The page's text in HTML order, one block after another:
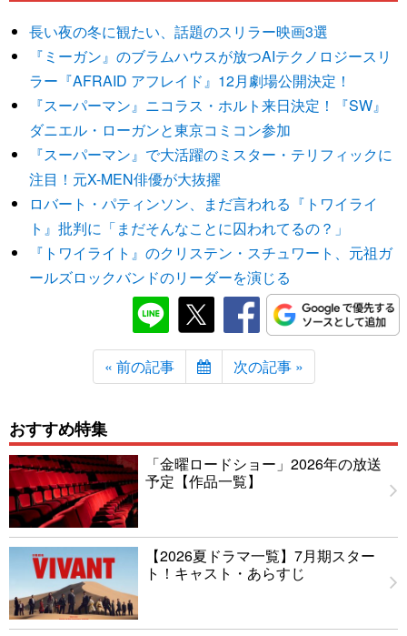
長い夜の冬に観たい、話題のスリラー映画3選
『ミーガン』のブラムハウスが放つAIテクノロジースリ
ラー『AFRAID アフレイド』12月劇場公開決定！
『スーパーマン』ニコラス・ホルト来日決定！『SW』
ダニエル・ローガンと東京コミコン参加
『スーパーマン』で大活躍のミスター・テリフィックに
注目！元X-MEN俳優が大抜擢
ロバート・パティンソン、まだ言われる『トワイライ
ト』批判に「まだそんなことに囚われてるの？」
『トワイライト』のクリステン・スチュワート、元祖ガ
ールズロックバンドのリーダーを演じる
« 前の記事 次の記事 »
おすすめ特集
「金曜ロードショー」2026年の放送
予定【作品一覧】
【2026夏ドラマ一覧】7月期スター
ト！キャスト・あらすじ